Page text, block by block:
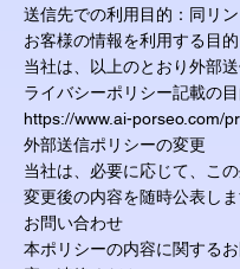
送信先での利用目的：同リン
お客様の情報を利用する目的
当社は、以上のとおり外部
ライバシーポリシー記載の目
https://www.ai-porseo.com/
外部送信ポリシーの変更
当社は、必要に応じて、こ
変更後の内容を随時公表しま
お問い合わせ
本ポリシーの内容に関する